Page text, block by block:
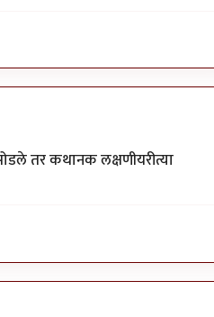
तर कथानक लक्षणीयरीत्या